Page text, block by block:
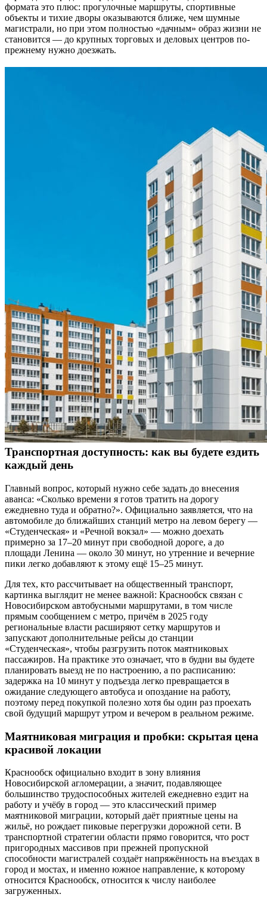
формата это плюс: прогулочные маршруты, спортивные
объекты и тихие дворы оказываются ближе, чем шумные
магистрали, но при этом полностью «дачным» образ жизни не
становится — до крупных торговых и деловых центров по-
прежнему нужно доезжать.
Транспортная доступность: как вы будете ездить
каждый день
Главный вопрос, который нужно себе задать до внесения
аванса: «Сколько времени я готов тратить на дорогу
ежедневно туда и обратно?». Официально заявляется, что на
автомобиле до ближайших станций метро на левом берегу —
«Студенческая» и «Речной вокзал» — можно доехать
примерно за 17–20 минут при свободной дороге, а до
площади Ленина — около 30 минут, но утренние и вечерние
пики легко добавляют к этому ещё 15–25 минут.
Для тех, кто рассчитывает на общественный транспорт,
картинка выглядит не менее важной: Краснообск связан с
Новосибирском автобусными маршрутами, в том числе
прямым сообщением с метро, причём в 2025 году
региональные власти расширяют сетку маршрутов и
запускают дополнительные рейсы до станции
«Студенческая», чтобы разгрузить поток маятниковых
пассажиров. На практике это означает, что в будни вы будете
планировать выезд не по настроению, а по расписанию:
задержка на 10 минут у подъезда легко превращается в
ожидание следующего автобуса и опоздание на работу,
поэтому перед покупкой полезно хотя бы один раз проехать
свой будущий маршрут утром и вечером в реальном режиме.
Маятниковая миграция и пробки: скрытая цена
красивой локации
Краснообск официально входит в зону влияния
Новосибирской агломерации, а значит, подавляющее
большинство трудоспособных жителей ежедневно ездит на
работу и учёбу в город — это классический пример
маятниковой миграции, который даёт приятные цены на
жильё, но рождает пиковые перегрузки дорожной сети. В
транспортной стратегии области прямо говорится, что рост
пригородных массивов при прежней пропускной
способности магистралей создаёт напряжённость на въездах в
город и мостах, и именно южное направление, к которому
относится Краснообск, относится к числу наиболее
загруженных.